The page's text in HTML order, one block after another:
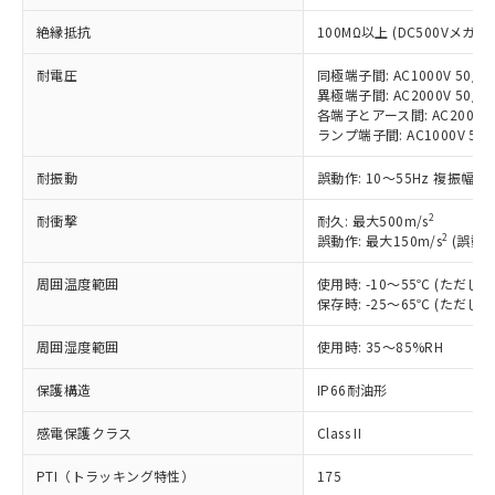
絶縁抵抗 100MΩ以上 (DC500Vメガ)
耐電圧
同極端子間: AC1000V 50/
異極端子間: AC2000V 50/
各端子とアース間:
ランプ端子間: AC1000V
耐振動 誤動作: 10～55Hz 複振幅
耐衝撃 耐久: 最大500m/s2
誤動作: 最大150m/s2 (誤動
周囲温度範囲
使用時: -10～55℃ (ただし
保存時: -25～65℃ (ただし
周囲湿度範囲 使用時: 35～85%RH
保護構造 IP66耐油形
感電保護クラス Class II
PTI（トラッキング特性） 175
ご利用条件
以下の条件をお読みいただき、同意のうえ
本サービスは、当社制御機器事業取扱
商品の当社在庫状況および標準価格
(税抜)を提供させていただくもので
当社制御機器事業取扱商品の中には、
本サービスの対象外となる商品もある
記載している更新日時点での社内デー
タに基づき作成されるものであり、閲
覧された時点での実際の在庫および標
準価格とは異なる場合があることをご
了承ください。
正式な納期状況および標準価格はお客
様のお取引先、またはお客様担当のオ
対応予定：EU RoHS指令（10物質）の非含
有に対応した製品に切り替える予定のある
対応予定なし：EU RoHS指令（10物質）の
非含有に非対応の商品で、対応品を出す予
調査・確認中：EU RoHS指令（10物質）の
非含有の対応状況を調査中または確認中の
非該当品：ライセンス料など無形物で、有
害物質有無と関係のない商品です。
仕入先様の事情により、非含有部品として
いたものが、含有品と判明した場合などや
むを得ず変更することがあります。
*EU RoHS指令（10物質）：
鉛(Pb) 1000ppm以下、 水銀(Hg) 1000ppm以下、 カド
ミウム(Cd) 100ppm以下、
(PBDE) 1000ppm以下、フタル酸ビス(2-エチルヘキシ
ル) (DEHP)(別名：DOP) 1000ppm以下、フタル酸ブチ
ルベンジル（BBP） 1000ppm以下、フタル酸ジブチル
（DBP） 1000ppm以下、フタル酸ジイソブチル
「○」：最大均質材料含有率が中国RoHSの
基準値以下であることを示します。
「×」：最大均質材料含有率が中国RoHSの
基準値を超えていることを示します。
「－」：未確認です。当社販売部門へお問
*中国RoHS10物質の基準値 (GB/T26572)：
Pb(鉛) :1000ppm、 Hg(水銀) : 1000ppm、 Cd(カドミウ
Cr(Ⅵ)(六価クロム) : 1000ppm、 PBBs(ポリ臭化ビフェ
ニル類) : 1000ppm、 PBDEs(ポリ臭化ジフェニルエーテ
DBP(フタル酸ジブチル) : 1000ppm、 DIBP(フタル酸ジ
当社は、これら貴社製品のうち、外国
為替および外国貿易法に定める商品
（以下｢規制貨物等」という）を輸出
または国外への提供する場合は、日本
国政府の輸出許可(または役務取引許
とります。
当社は規制貨物を破棄する場合は、完
全に破砕するなど、違法に輸出されな
○ 一定数以上の在庫あり